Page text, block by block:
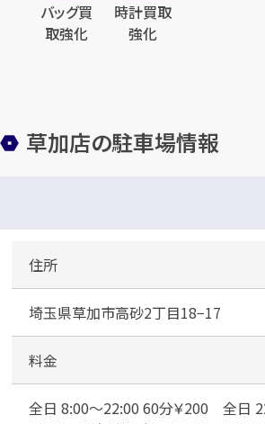
まずはお電話で無料
【総合受付】24時間・年
バッグ買
取強化
時計買取
強化
草加店の駐車場情報
住所
埼玉県草加市高砂2丁目18−17
料金
全日 8:00〜22:00 60分￥200 全日